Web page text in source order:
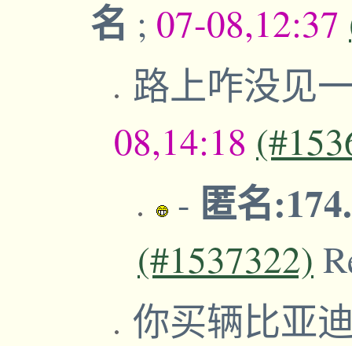
名 ; 07-08,12:37
路上咋没见
08,14:18
- 匿名
(#1537322)
你买辆比亚